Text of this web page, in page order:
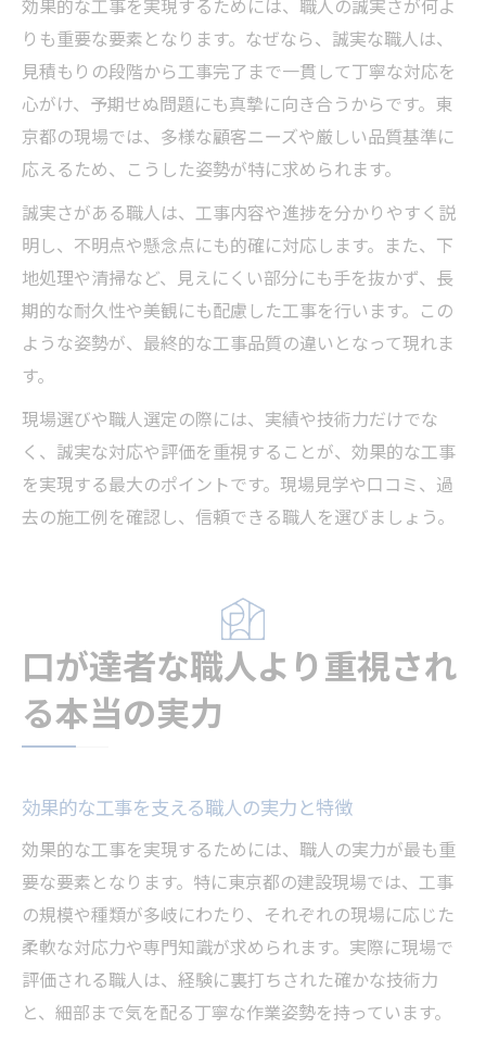
効果的な工事を実現するためには、職人の誠実さが何よ
りも重要な要素となります。なぜなら、誠実な職人は、
見積もりの段階から工事完了まで一貫して丁寧な対応を
心がけ、予期せぬ問題にも真摯に向き合うからです。東
京都の現場では、多様な顧客ニーズや厳しい品質基準に
応えるため、こうした姿勢が特に求められます。
誠実さがある職人は、工事内容や進捗を分かりやすく説
明し、不明点や懸念点にも的確に対応します。また、下
地処理や清掃など、見えにくい部分にも手を抜かず、長
期的な耐久性や美観にも配慮した工事を行います。この
ような姿勢が、最終的な工事品質の違いとなって現れま
す。
現場選びや職人選定の際には、実績や技術力だけでな
く、誠実な対応や評価を重視することが、効果的な工事
を実現する最大のポイントです。現場見学や口コミ、過
去の施工例を確認し、信頼できる職人を選びましょう。
口が達者な職人より重視され
る本当の実力
効果的な工事を支える職人の実力と特徴
効果的な工事を実現するためには、職人の実力が最も重
要な要素となります。特に東京都の建設現場では、工事
の規模や種類が多岐にわたり、それぞれの現場に応じた
柔軟な対応力や専門知識が求められます。実際に現場で
評価される職人は、経験に裏打ちされた確かな技術力
と、細部まで気を配る丁寧な作業姿勢を持っています。